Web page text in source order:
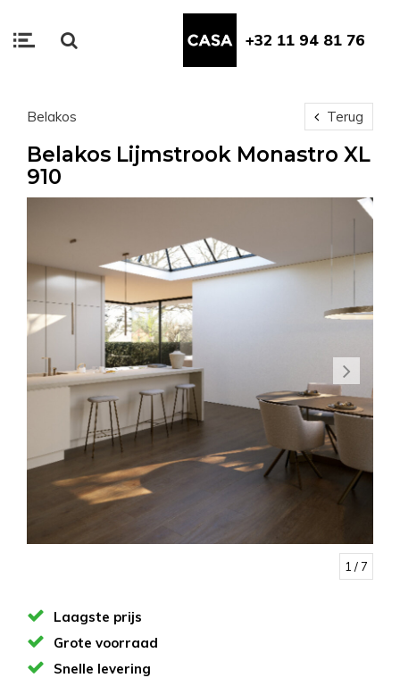
+32 11 94 81 76
Belakos Terug
Belakos Lijmstrook Monastro XL
910
1 / 7
Laagste prijs
Grote voorraad
Snelle levering